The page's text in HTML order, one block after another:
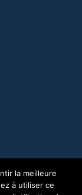
la meilleure
à utiliser ce